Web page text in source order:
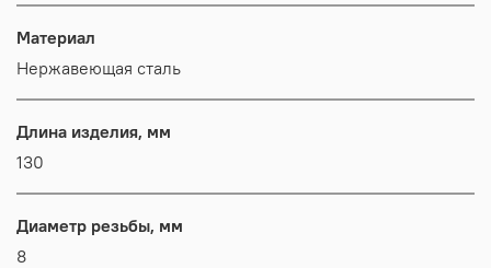
Материал
Нержавеющая сталь
Длина изделия, мм
130
Диаметр резьбы, мм
8